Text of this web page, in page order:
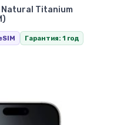
Титан) iPhone 16 Pro
Natural Titanium
Гарантия: 1 год